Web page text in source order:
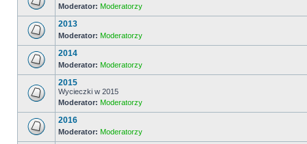
Moderator: Moderatorzy
2013
Moderator: Moderatorzy
2014
Moderator: Moderatorzy
2015
Wycieczki w 2015
Moderator: Moderatorzy
2016
Moderator: Moderatorzy